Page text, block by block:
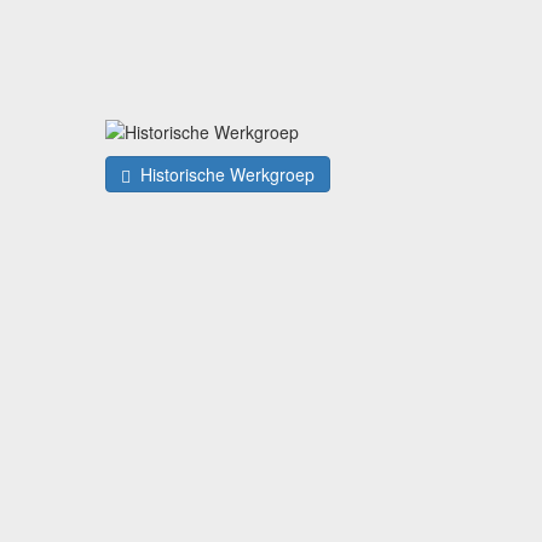
Historische Werkgroep